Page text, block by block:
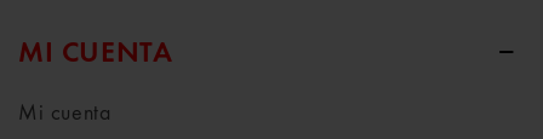
MI CUENTA
Mi cuenta